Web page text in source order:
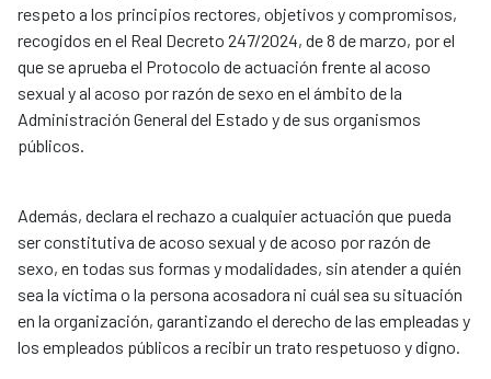
respeto a los principios rectores, objetivos y compromisos,
recogidos en el Real Decreto 247/2024, de 8 de marzo, por el
que se aprueba el Protocolo de actuación frente al acoso
sexual y al acoso por razón de sexo en el ámbito de la
Administración General del Estado y de sus organismos
públicos.
Además, declara el rechazo a cualquier actuación que pueda
ser constitutiva de acoso sexual y de acoso por razón de
sexo, en todas sus formas y modalidades, sin atender a quién
sea la víctima o la persona acosadora ni cuál sea su situación
en la organización, garantizando el derecho de las empleadas y
los empleados públicos a recibir un trato respetuoso y digno.